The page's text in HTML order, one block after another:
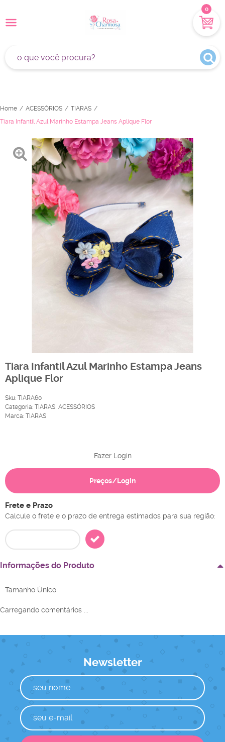
0
Home ACESSÓRIOS
TIARAS
Tiara Infantil Azul Marinho Estampa Jeans Aplique Flor
Tiara Infantil Azul Marinho Estampa Jeans
Aplique Flor
Sku: TIARA60
Categoria: TIARAS, ACESSÓRIOS
Marca: TIARAS
Fazer Login
Preços/Login
Frete e Prazo
Calcule o frete e o prazo de entrega estimados para sua região:
Informações do Produto
Tamanho Único
Carregando comentários ...
Newsletter